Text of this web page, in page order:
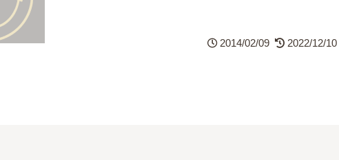
2014/02/09 2022/12/10